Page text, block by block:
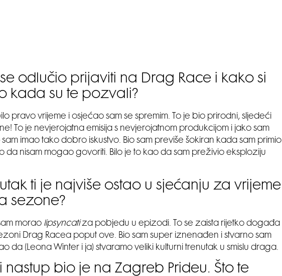
odlučio prijaviti na Drag Race i kako si
kada su te pozvali?
pravo vrijeme i osjećao sam se spremim. To je bio prirodni, sljedeći
To je nevjerojatna emisija s nevjerojatnom produkcijom i jako sam
imao tako dobro iskustvo. Bio sam previše šokiran kada sam primio
da nisam mogao govoriti. Bilo je to kao da sam preživio eksploziju
ti je najviše ostao u sjećanju za vrijeme
sezone?
morao lipsyncatiza pobjedu u epizodi. To se zaista rijetko događa
Drag Racea poput ove. Bio sam super iznenađen i stvarno sam
da (Leona Winter i ja) stvaramo veliki kulturni trenutak u smislu draga.
nastup bio je na Zagreb Prideu. Što te